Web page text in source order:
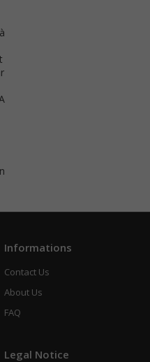
Informations
Contact Us
About Us
FAQ
Legal Notice